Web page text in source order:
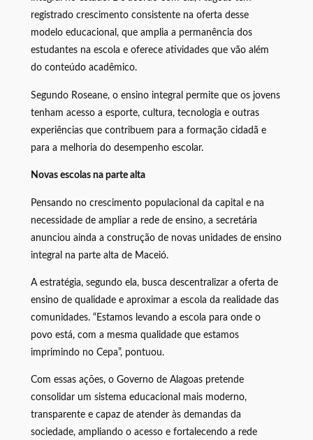
registrado crescimento consistente na oferta desse
modelo educacional, que amplia a permanência dos
estudantes na escola e oferece atividades que vão além
do conteúdo acadêmico.
Segundo Roseane, o ensino integral permite que os jovens
tenham acesso a esporte, cultura, tecnologia e outras
experiências que contribuem para a formação cidadã e
para a melhoria do desempenho escolar.
Novas escolas na parte alta
Pensando no crescimento populacional da capital e na
necessidade de ampliar a rede de ensino, a secretária
anunciou ainda a construção de novas unidades de ensino
integral na parte alta de Maceió.
A estratégia, segundo ela, busca descentralizar a oferta de
ensino de qualidade e aproximar a escola da realidade das
comunidades. “Estamos levando a escola para onde o
povo está, com a mesma qualidade que estamos
imprimindo no Cepa”, pontuou.
Com essas ações, o Governo de Alagoas pretende
consolidar um sistema educacional mais moderno,
transparente e capaz de atender às demandas da
sociedade, ampliando o acesso e fortalecendo a rede